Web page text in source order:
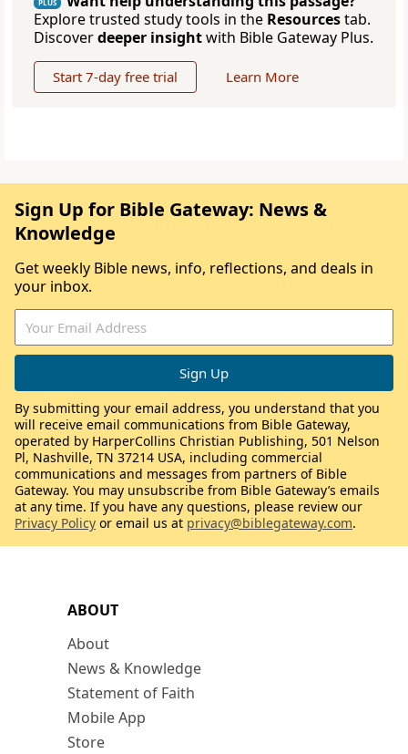
PLUS
Explore trusted study tools in the Resourcestab.
Discoverdeeper insightwith Bible Gateway Plus.
Start 7-day free trial Learn More
ABOUT
About
News & Knowledge
Statement of Faith
Mobile App
Store
Sign Up for Bible Gateway: News &
Knowledge
Get weekly Bible news, info, reflections, and deals in
your inbox.
By submitting your email address, you understand that you
will receive email communications from Bible Gateway,
operated by HarperCollins Christian Publishing, 501 Nelson
Pl, Nashville, TN 37214 USA, including commercial
communications and messages from partners of Bible
Gateway. You may unsubscribe from Bible Gateway’s emails
at any time. If you have any questions, please review our
Privacy Policy or email us at privacy@biblegateway.com.